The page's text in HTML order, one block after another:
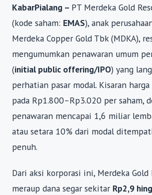
KabarPialang – PT Merdeka Gold
(kode saham: EMAS), anak
Merdeka Copper Gold Tbk (MDKA),
mengumumkan penawaran umum
(initial public offering/IPO) yang
perhatian pasar modal. Kisaran
pada Rp1.800–Rp3.020 per saham,
penawaran mencapai 1,6 miliar
atau setara 10% dari modal
penuh.
Dari aksi korporasi ini, Merdeka
meraup dana segar sekitar Rp2,9